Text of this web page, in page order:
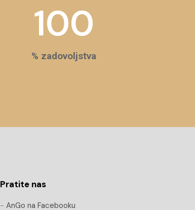
100
% zadovoljstva
Pratite nas
- AnGo na Facebooku